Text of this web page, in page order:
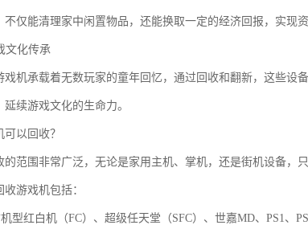
不仅能清理家中闲置物品，还能换取一定的经济回报，实现资
文化传承
戏机承载着无数玩家的童年回忆，通过回收和翻新，这些设
续游戏文化的生命力。
以回收？
的范围非常广泛，无论是家用主机、掌机，还是街机设备，
游戏机包括：
型红白机（FC）、超级任天堂（SFC）、世嘉MD、PS1、